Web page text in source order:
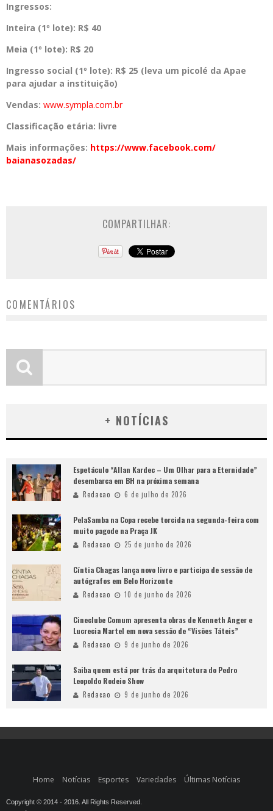
Ingressos:
Inteira (1º lote): R$ 40
Meia (1º lote): R$ 20
Ingresso social (1º lote): R$ 25 (leva um picolé da Apae
para ajudar a instituição)
Vendas: www.sympla.com.br
Classificação etária: livre
Mais informações: https://www.facebook.com/
baianasozadas/
COMPARTILHAR:
COMENTÁRIOS
+ NOTÍCIAS
Espetáculo “Allan Kardec – Um Olhar para a Eternidade”
desembarca em BH na próxima semana
Redacao 6 de julho de 2026
PelaSamba na Copa recebe torcida na segunda-feira com
muito pagode na Praça JK
Redacao 25 de junho de 2026
Cíntia Chagas lança novo livro e participa de sessão de
autógrafos em Belo Horizonte
Redacao 10 de junho de 2026
Cineclube Comum apresenta obras de Kenneth Anger e
Lucrecia Martel em nova sessão de “Visões Táteis”
Redacao 9 de junho de 2026
Saiba quem está por trás da arquitetura do Pedro
Leopoldo Rodeio Show
Redacao 9 de junho de 2026
Home Notícias Esportes Variedades Últimas Notícias
Copyright © 2014 - 2016. All Rights Reserved.